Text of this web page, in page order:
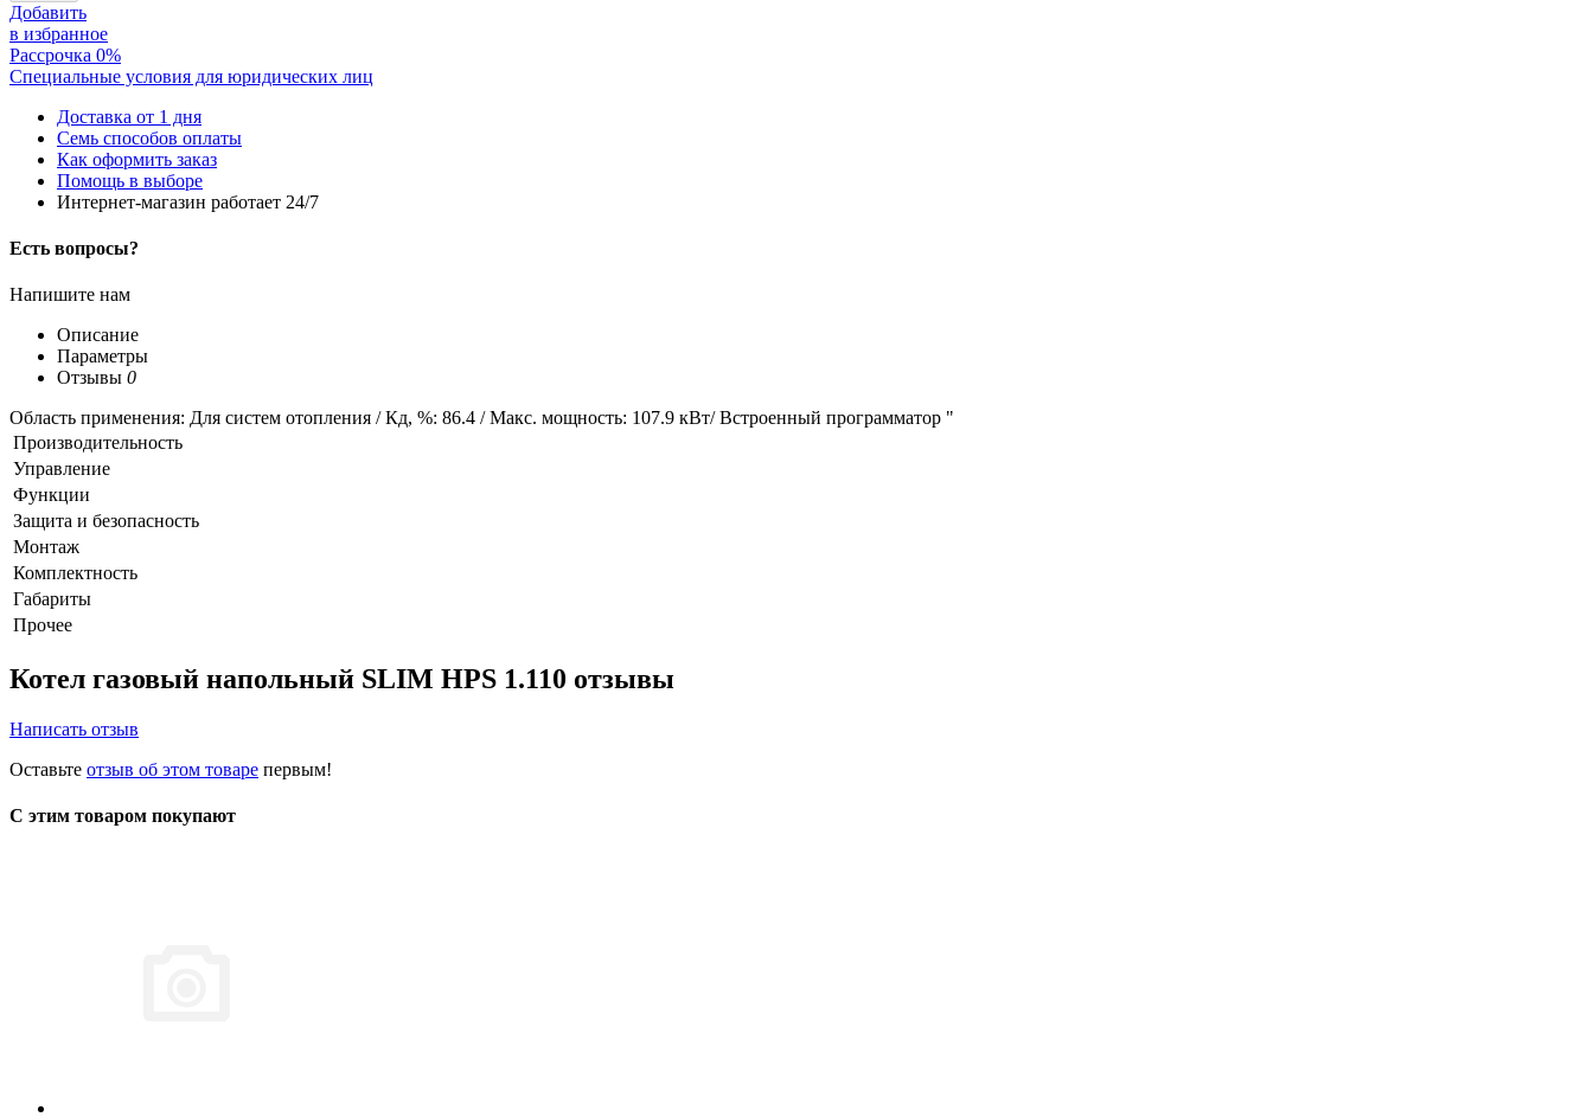
Добавить
в избранное
Рассрочка 0%
Специальные условия для юридических лиц
Доставка от 1 дня
Семь способов оплаты
Как оформить заказ
Помощь в выборе
Интернет-магазин работает 24/7
Есть вопросы?
Напишите нам
Описание
Параметры
Отзывы 0
Область применения: Для систем отопления / Кд, %: 86.4 / Макс. мощность: 107.9 кВт/ Встроенный программатор "
Производительность
Управление
Функции
Защита и безопасность
Монтаж
Комплектность
Габариты
Прочее
Котел газовый напольный SLIM HPS 1.110 отзывы
Написать отзыв
Оставьте отзыв об этом товаре первым!
С этим товаром покупают